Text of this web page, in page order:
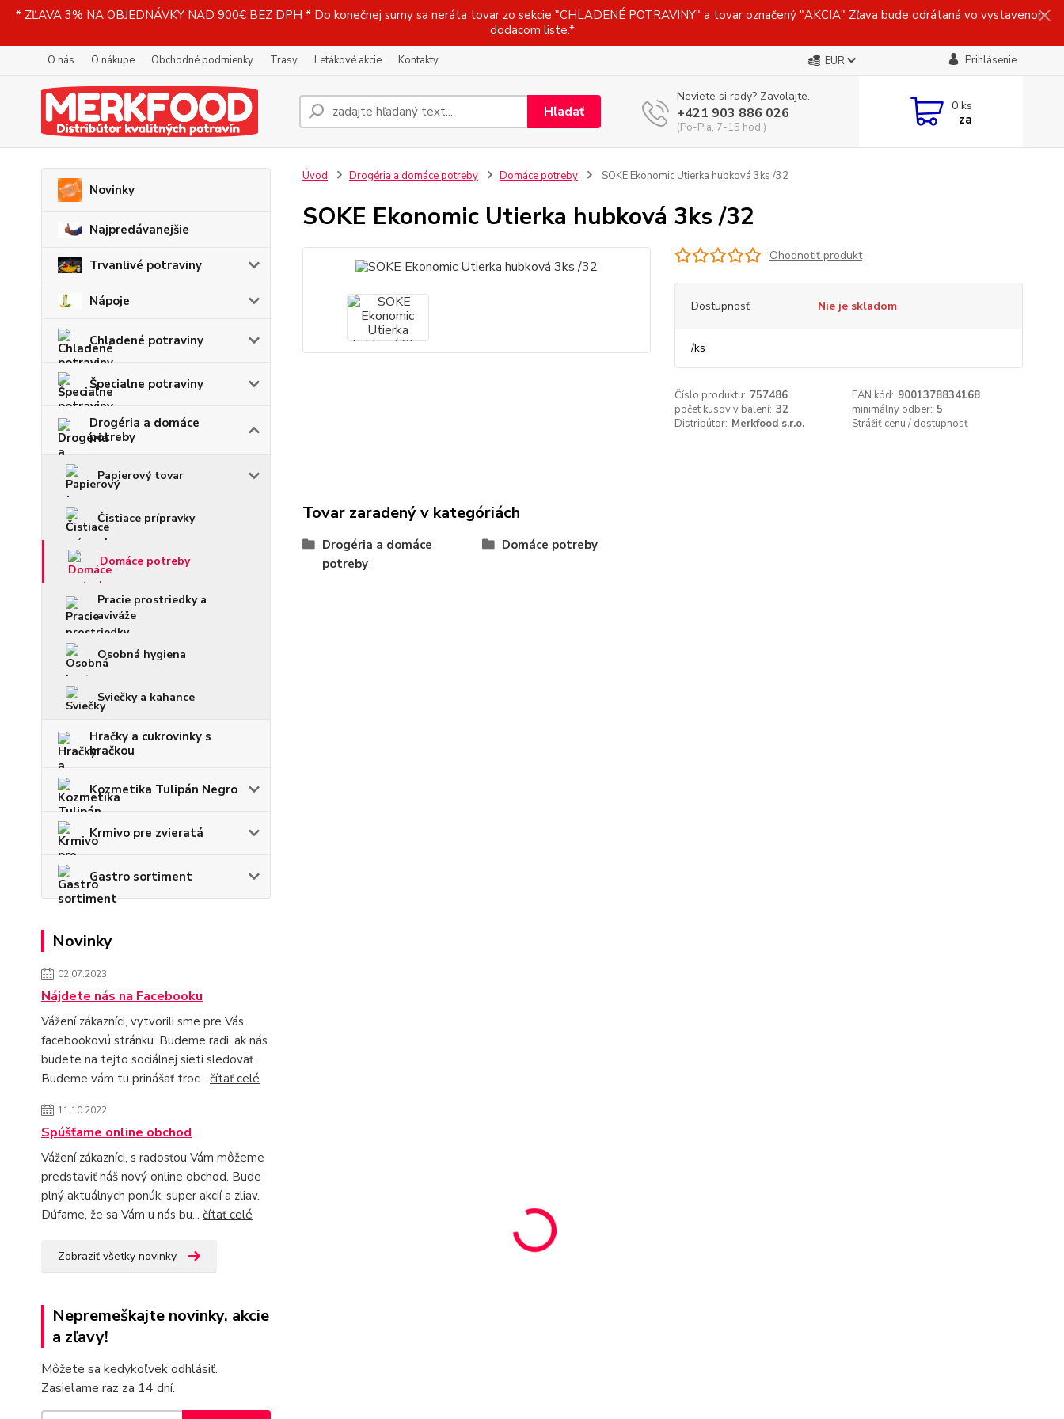
* ZĽAVA 3% NA OBJEDNÁVKY NAD 900€ BEZ DPH * Do konečnej sumy sa neráta tovar zo sekcie "CHLADENÉ POTRAVINY" a tovar označený "AKCIA" Zľava bude odrátaná vo vystavenom
dodacom liste.*
O nás O nákupe Obchodné podmienky Trasy Letákové akcie Kontakty EUR Prihlásenie
Hľadať
Neviete si rady? Zavolajte.
+421 903 886 026
(Po-Pia, 7-15 hod.)
0 ks
za
Novinky
Najpredávanejšie
Trvanlivé potraviny
Nápoje
Chladené potraviny
Špecialne potraviny
Drogéria a domáce
potreby
Papierový tovar
Čistiace prípravky
Domáce potreby
Pracie prostriedky a
aviváže
Osobná hygiena
Sviečky a kahance
Hračky a cukrovinky s
hračkou
Kozmetika Tulipán Negro
Krmivo pre zvieratá
Gastro sortiment
Novinky
02.07.2023
Nájdete nás na Facebooku
Vážení zákazníci, vytvorili sme pre Vás
facebookovú stránku. Budeme radi, ak nás
budete na tejto sociálnej sieti sledovať.
Budeme vám tu prinášať troc... čítať celé
11.10.2022
Spúšťame online obchod
Vážení zákazníci, s radosťou Vám môžeme
predstaviť náš nový online obchod. Bude
plný aktuálnych ponúk, super akcií a zliav.
Dúfame, že sa Vám u nás bu... čítať celé
Zobraziť všetky novinky
Nepremeškajte novinky, akcie
a zľavy!
Môžete sa kedykoľvek odhlásiť.
Zasielame raz za 14 dní.
Úvod Drogéria a domáce potreby Domáce potreby SOKE Ekonomic Utierka hubková 3ks /32
SOKE Ekonomic Utierka hubková 3ks /32
Ohodnotiť produkt
Dostupnosť Nie je skladom
/ks
Číslo produktu: 757486 EAN kód: 9001378834168
počet kusov v balení: 32 minimálny odber: 5
Distribútor: Merkfood s.r.o. Strážiť cenu / dostupnosť
Tovar zaradený v kategóriách
Drogéria a domáce
potreby
Domáce potreby